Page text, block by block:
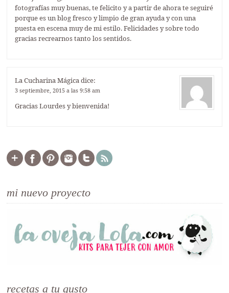
fotografías muy buenas, te felicito y a partir de ahora te seguiré
porque es un blog fresco y limpio de gran ayuda y con una
puesta en escena muy de mi estilo. Felicidades y sobre todo
gracias recrearnos tanto los sentidos.
La Cucharina Mágicadice:
3 septiembre, 2015 a las 9:58 am
Gracias Lourdes y bienvenida!
mi nuevo proyecto
recetas a tu gusto